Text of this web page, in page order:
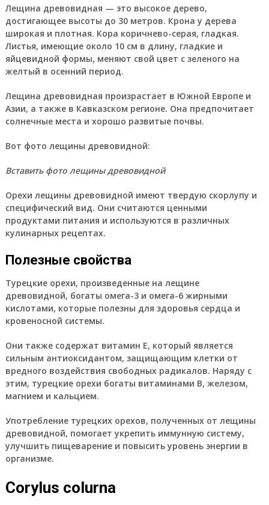
Лещина древовидная — это высокое дерево,
достигающее высоты до 30 метров. Крона у дерева
широкая и плотная. Кора коричнево-серая, гладкая.
Листья, имеющие около 10 см в длину, гладкие и
яйцевидной формы, меняют свой цвет с зеленого на
желтый в осенний период.
Лещина древовидная произрастает в Южной Европе и
Азии, а также в Кавказском регионе. Она предпочитает
солнечные места и хорошо развитые почвы.
Вот фото лещины древовидной:
Вставить фото лещины древовидной
Орехи лещины древовидной имеют твердую скорлупу и
специфический вид. Они считаются ценными
продуктами питания и используются в различных
кулинарных рецептах.
Полезные свойства
Турецкие орехи, произведенные на лещине
древовидной, богаты омега-3 и омега-6 жирными
кислотами, которые полезны для здоровья сердца и
кровеносной системы.
Они также содержат витамин Е, который является
сильным антиоксидантом, защищающим клетки от
вредного воздействия свободных радикалов. Наряду с
этим, турецкие орехи богаты витаминами В, железом,
магнием и кальцием.
Употребление турецких орехов, полученных от лещины
древовидной, помогает укрепить иммунную систему,
улучшить пищеварение и повысить уровень энергии в
организме.
Corylus colurna